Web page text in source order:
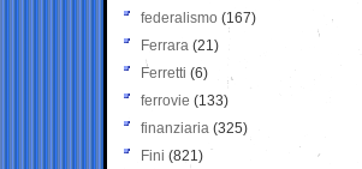
federalismo (167)
Ferrara (21)
Ferretti (6)
ferrovie (133)
finanziaria (325)
Fini (821)